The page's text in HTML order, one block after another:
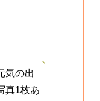
気の出
真1枚あ